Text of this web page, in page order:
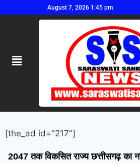
August 7, 2026 1:45 pm
[the_ad id="217"]
2047 तक विकसित राज्य छत्तीसगढ़ का